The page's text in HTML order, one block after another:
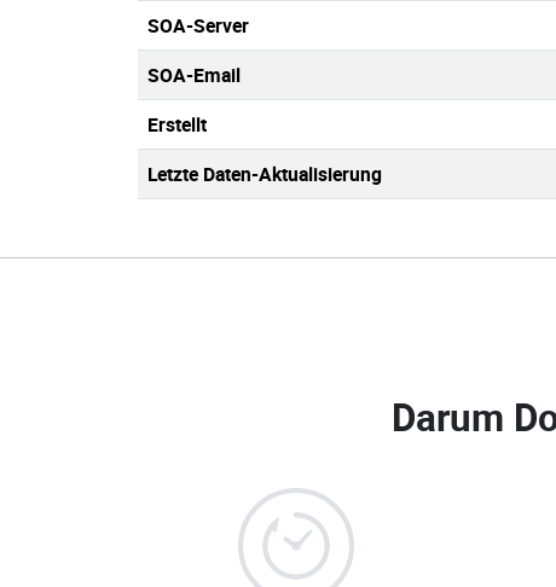
SOA-Server
SOA-Email
Erstellt
Letzte Daten-Aktualisierung
Darum